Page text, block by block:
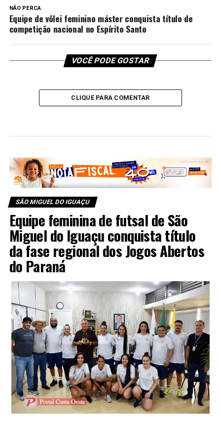
NÃO PERCA
Equipe de vôlei feminino máster conquista título de
competição nacional no Espírito Santo
VOCÊ PODE GOSTAR
CLIQUE PARA COMENTAR
SÃO MIGUEL DO IGUAÇU
Equipe feminina de futsal de São
Miguel do Iguaçu conquista título
da fase regional dos Jogos Abertos
do Paraná